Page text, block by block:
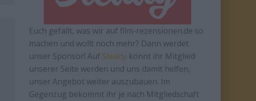
Euch gefällt, was wir auf film-rezensionen.de so
machen und wollt noch mehr? Dann werdet
unser Sponsor! Auf Steady könnt ihr Mitglied
unserer Seite werden und uns damit helfen,
unser Angebot weiter auszubauen. Im
Gegenzug bekommt ihr je nach Mitgliedschaft